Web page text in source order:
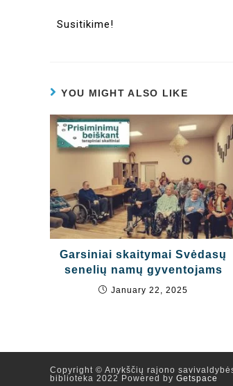
Susitikime!
YOU MIGHT ALSO LIKE
Garsiniai skaitymai Svėdasų
senelių namų gyventojams
January 22, 2025
Copyright © Anykščių rajono
biblioteka 2022 Powered by Getspace